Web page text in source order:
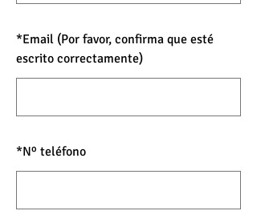
*Email (Por favor, confirma que esté
escrito correctamente)
*Nº teléfono